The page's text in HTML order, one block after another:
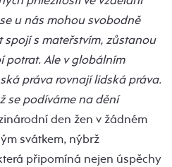
u nás mohou svobodně
s mateřstvím, zůstanou
potrat. Ale v globálním
práva rovnají lidská práva.
se podíváme na dění
den žen v žádném
svátkem, nýbrž
připomíná nejen úspěchy